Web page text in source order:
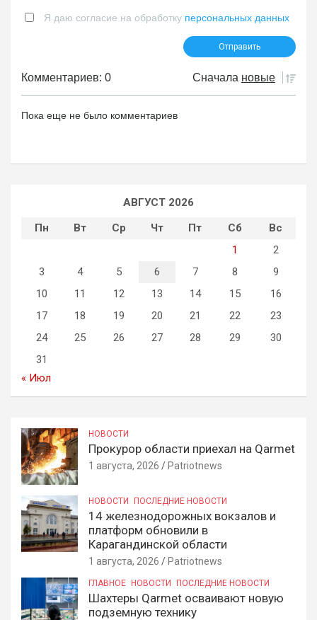
Я даю согласие на обработку персональных данных
Комментариев: 0 Сначала новые
Пока еще не было комментариев
АВГУСТ 2026
Пн
Вт Ср Чт Пт Сб
Вс
1
2
3
4 5 6 7 8
9
10
11 12 13 14 15
16
17
18 19 20 21 22
23
24
25 26 27 28 29
30
31
« Июл
НОВОСТИ
Прокурор области приехал на Qarmet
1 августа, 2026 Patriotnews
НОВОСТИ ПОСЛЕДНИЕ НОВОСТИ
14 железнодорожных вокзалов и
платформ обновили в
Карагандинской области
1 августа, 2026 Patriotnews
ГЛАВНОЕ НОВОСТИ ПОСЛЕДНИЕ НОВОСТИ
Шахтеры Qarmet осваивают новую
подземную технику